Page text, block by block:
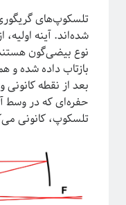
سیستم‌های
شبکه‌های
علم
علم شبکه
فیزیک فیزیک
مقیاس
مکانیک
تلسکوپ‌های
شده‌اند. آینه اولیه،
نوع بیضی‌‌گون
بازتاب داده شده و
بعد از نقطه کانونی
حفره‌ای که در وسط
تلسکوپ، کانونی